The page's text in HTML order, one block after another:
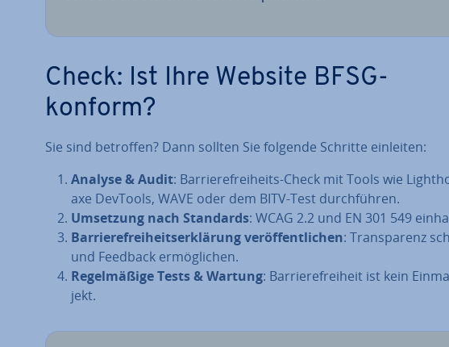
Check: Ist Ihre Website BFSG-
konform?
Sie sind betroffen? Dann sollten Sie folgende Schritte einleiten:
Analyse & Audit: Bar­rie­re­frei­heits-Check mit Tools wie
axe DevTools, WAVE oder dem BITV-Test durch­füh­ren.
Umsetzung nach Standards: WCAG 2.2 und EN 301 549
Bar­rie­re­frei­heits­er­klä­rung ver­öf­fent­li­chen: Trans­pa­renz
und Feedback er­mög­li­chen.
Re­gel­mä­ßi­ge Tests & Wartung: Bar­rie­re­frei­heit ist kein
jekt.